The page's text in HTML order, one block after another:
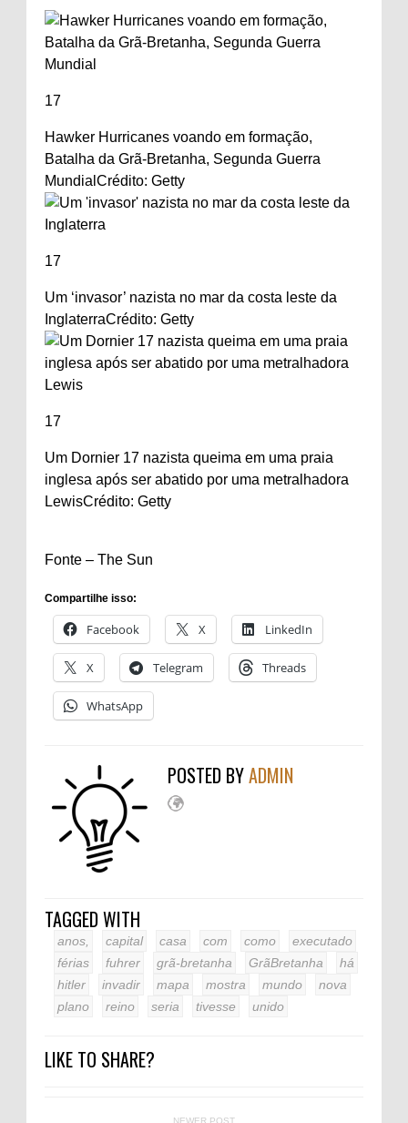
17
Hawker Hurricanes voando em formação,
Batalha da Grã-Bretanha, Segunda Guerra
Mundial Crédito: Getty
17
Um ‘invasor’ nazista no mar da costa leste da
InglaterraCrédito: Getty
17
Um Dornier 17 nazista queima em uma praia
inglesa após ser abatido por uma metralhadora
LewisCrédito: Getty
Fonte – The Sun
Compartilhe isso:
Facebook X LinkedIn
X Telegram Threads
WhatsApp
POSTED BYADMIN
TAGGED WITH
anos, capital casa com como
executado
férias
fuhrer grã-bretanha GrãBretanha
há
hitler
invadir mapa mostra mundo
nova
plano
reino seria tivesse unido
LIKE TO SHARE?
NEWER POST